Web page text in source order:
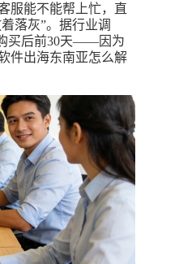
服能不能帮上忙，直
落灰”。据行业调
买后前30天——因为
件出海东南亚怎么解